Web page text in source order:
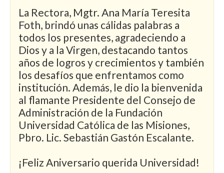
La Rectora, Mgtr. Ana María Teresita
Foth, brindó unas cálidas palabras a
todos los presentes, agradeciendo a
Dios y a la Virgen, destacando tantos
años de logros y crecimientos y también
los desafíos que enfrentamos como
institución. Además, le dio la bienvenida
al flamante Presidente del Consejo de
Administración de la Fundación
Universidad Católica de las Misiones,
Pbro. Lic. Sebastián Gastón Escalante.
¡Feliz Aniversario querida Universidad!